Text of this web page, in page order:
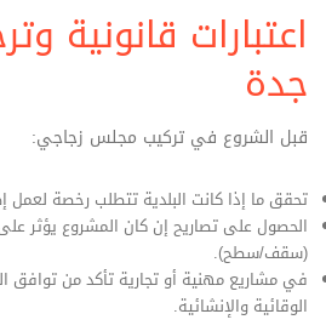
اعتبارات قانونية
جدة
قبل الشروع في تركيب مجلس زجاجي:
تحقق ما إذا كانت البلدية تتطلب رخصة لعمل
الحصول على تصاريح إن كان المشروع يؤثر
(سقف/سطح).
في مشاريع مهنية أو تجارية تأكد من توافق
الوقائية والإنشائية.